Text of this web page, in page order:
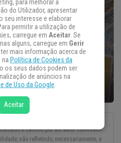
e carinho por um autor convidado.
não refletindo, necessariamente, a
para melhorar a
do Utilizador, apresentar
seu interesse e elaborar
permitir a utilização de
carregue em Aceitar. Se
alguns, carregue em Gerir
mais informação acerca de
Política de Cookies da
os seus dados podem ser
de anúncios na
de Uso da Google.
Aceitar